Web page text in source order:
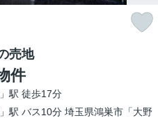
売地
件
駅 徒歩17分
駅 バス10分 埼玉県鴻巣市「大野